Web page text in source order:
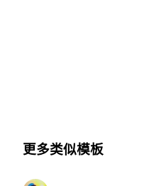
更多类似模板